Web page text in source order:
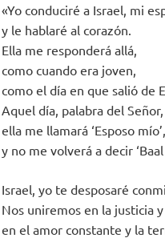
«Yo conduciré a Israel, mi
y le hablaré al corazón.
Ella me responderá allá,
como cuando era joven,
como el día en que salió de
Aquel día, palabra del Señor,
ella me llamará ‘Esposo mío’,
y no me volverá a decir ‘Baal
Israel, yo te desposaré
Nos uniremos en la justicia
en el amor constante y la